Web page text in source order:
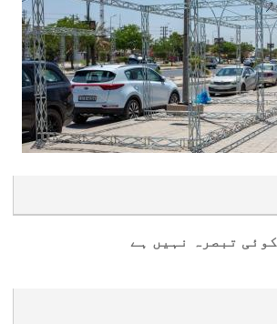
کوئی تبصرہ نہیں ہے